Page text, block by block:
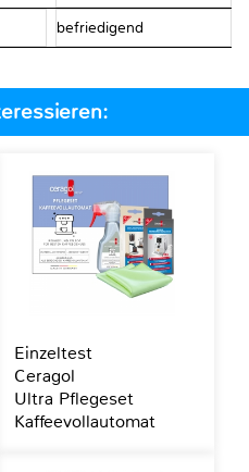
befriedigend
Einzeltest
Ceragol
Ultra Pflegeset
Kaffeevollautomat